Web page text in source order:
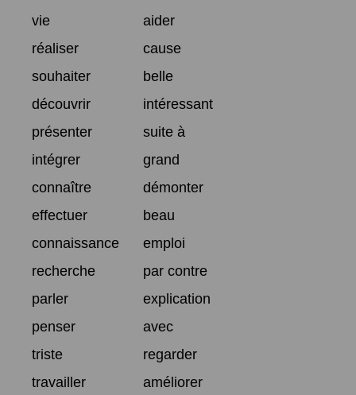
vie
aider
réaliser
cause
souhaiter
belle
découvrir
intéressant
présenter
suite à
intégrer
grand
connaître
démonter
effectuer
beau
connaissance
emploi
recherche
par contre
parler
explication
penser
avec
triste
regarder
travailler
améliorer